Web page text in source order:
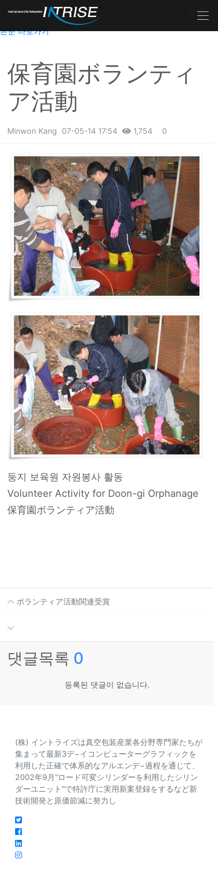
본문 바로가기
保育園ボランティ
ア活動
Minwon Kang 07-05-14 17:54 1,754 0
본문
둥지 보육원 자원봉사 활동
Volunteer Activity for Doon-gi Orphanage
保育園ボランティア活動
ボランティア活動関連受賞
댓글목록 0
등록된 댓글이 없습니다.
(株) イントライズは真空包装産業各分野専門家たちが
集まって最新3デ−イコンピューターグラフィックを
利用した正確で体系的なアルエンデ−過程を通じて、
2002年9月"ロード可変シリンダーを利用したシリン
ダーユニット"で特許庁に実用新案登録をするなど新
技術開発と原価節減に努力し